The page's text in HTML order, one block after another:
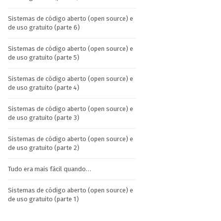
Sistemas de código aberto (open source) e
de uso gratuito (parte 6)
Sistemas de código aberto (open source) e
de uso gratuito (parte 5)
Sistemas de código aberto (open source) e
de uso gratuito (parte 4)
Sistemas de código aberto (open source) e
de uso gratuito (parte 3)
Sistemas de código aberto (open source) e
de uso gratuito (parte 2)
Tudo era mais fácil quando…
Sistemas de código aberto (open source) e
de uso gratuito (parte 1)